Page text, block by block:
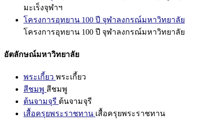
มะเร็งจุฬาฯ
โครงการอุทยาน 100 ปี จุฬาลงกรณ์มหาวิทยาลัย
โครงการอุทยาน 100 ปี จุฬาลงกรณ์มหาวิทยาลัย
อัตลักษณ์มหาวิทยาลัย
พระเกี้ยว พระเกี้ยว
สีชมพู สีชมพู
ต้นจามจุรี ต้นจามจุรี
เสื้อครุยพระราชทาน เสื้อครุยพระราชทาน